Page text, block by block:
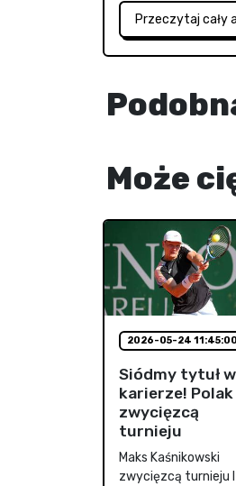
Przeczytaj cały
Może
2026-05-24 11:45:00
Siódmy tytuł w
karierze! Polak
zwycięzcą
turnieju
Maks Kaśnikowski
zwycięzcą turnieju